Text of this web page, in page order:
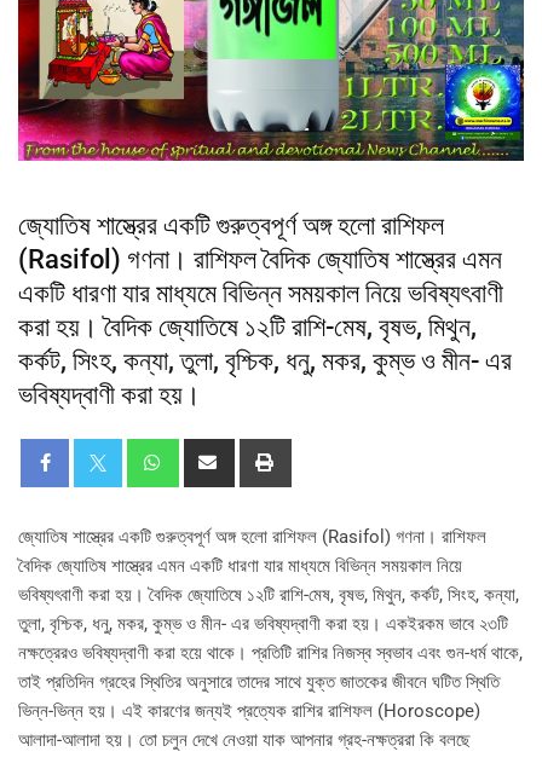
জ্যোতিষ শাস্ত্রের একটি গুরুত্বপূর্ণ অঙ্গ হলো রাশিফল
(Rasifol) গণনা। রাশিফল বৈদিক জ্যোতিষ শাস্ত্রের এমন
একটি ধারণা যার মাধ্যমে বিভিন্ন সময়কাল নিয়ে ভবিষ্যৎবাণী
করা হয়। বৈদিক জ্যোতিষে ১২টি রাশি-মেষ, বৃষভ, মিথুন,
কর্কট, সিংহ, কন্যা, তুলা, বৃশ্চিক, ধনু, মকর, কুম্ভ ও মীন- এর
ভবিষ্যদ্বাণী করা হয়।
জ্যোতিষ শাস্ত্রের একটি গুরুত্বপূর্ণ অঙ্গ হলো রাশিফল (Rasifol) গণনা। রাশিফল
বৈদিক জ্যোতিষ শাস্ত্রের এমন একটি ধারণা যার মাধ্যমে বিভিন্ন সময়কাল নিয়ে
ভবিষ্যৎবাণী করা হয়। বৈদিক জ্যোতিষে ১২টি রাশি-মেষ, বৃষভ, মিথুন, কর্কট, সিংহ, কন্যা,
তুলা, বৃশ্চিক, ধনু, মকর, কুম্ভ ও মীন- এর ভবিষ্যদ্বাণী করা হয়। একইরকম ভাবে ২৩টি
নক্ষত্রেরও ভবিষ্যদ্বাণী করা হয়ে থাকে। প্রতিটি রাশির নিজস্ব স্বভাব এবং গুন-ধর্ম থাকে,
তাই প্রতিদিন গ্রহের স্থিতির অনুসারে তাদের সাথে যুক্ত জাতকের জীবনে ঘটিত স্থিতি
ভিন্ন-ভিন্ন হয়। এই কারণের জন্যই প্রত্যেক রাশির রাশিফল (Horoscope)
আলাদা-আলাদা হয়। তো চলুন দেখে নেওয়া যাক আপনার গ্রহ-নক্ষত্ররা কি বলছে